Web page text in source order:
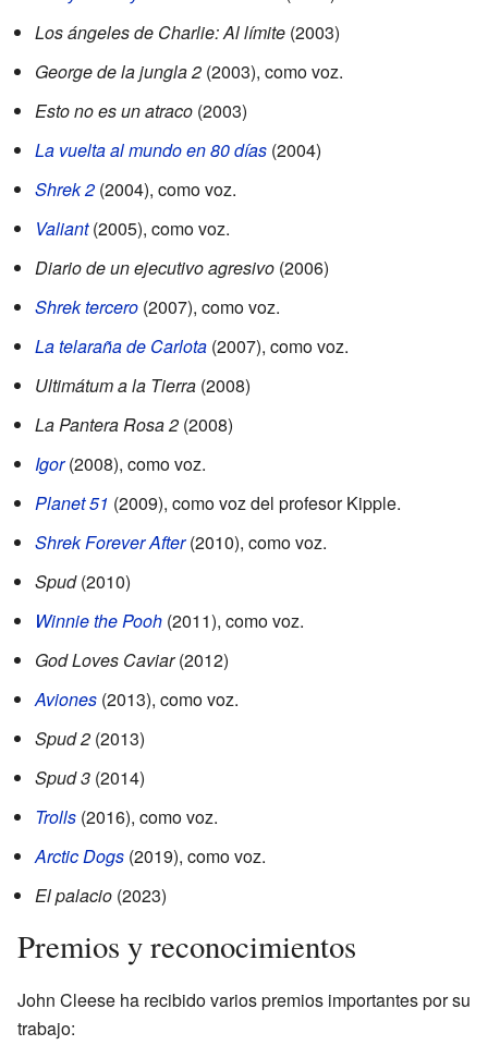
Los ángeles de Charlie: Al límite (2003)
George de la jungla 2 (2003), como voz.
Esto no es un atraco (2003)
La vuelta al mundo en 80 días (2004)
Shrek 2 (2004), como voz.
Valiant(2005), como voz.
Diario de un ejecutivo agresivo (2006)
Shrek tercero (2007), como voz.
La telaraña de Carlota (2007), como voz.
Ultimátum a la Tierra (2008)
La Pantera Rosa 2 (2008)
Igor(2008), como voz.
Planet 51 (2009), como voz del profesor Kipple.
Shrek Forever After(2010), como voz.
Spud(2010)
Winnie the Pooh (2011), como voz.
God Loves Caviar(2012)
Aviones (2013), como voz.
Spud 2 (2013)
Spud 3 (2014)
Trolls (2016), como voz.
Arctic Dogs (2019), como voz.
El palacio (2023)
Premios y reconocimientos
John Cleese ha recibido varios premios importantes por su
trabajo: